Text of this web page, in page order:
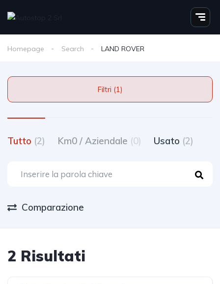
Homepage Search LAND ROVER
Filtri (1)
Tutto (2) Km0 / Aziendale (0) Usato (2)
Comparazione
2 Risultati